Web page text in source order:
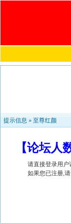
提示信息 » 至尊红颜
【论坛
请直接登录用户
如果您已注册,